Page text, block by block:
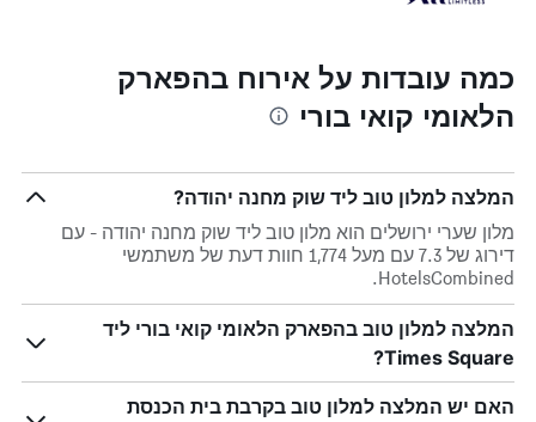
כמה עובדות על אירוח בהפארק
הלאומי קואי בורי
המלצה למלון טוב ליד שוק מחנה יהודה?
מלון שערי ירושלים הוא מלון טוב ליד שוק מחנה יהודה - עם
דירוג של 7.3 עם מעל 1,774 חוות דעת של משתמשי
HotelsCombined.
המלצה למלון טוב בהפארק הלאומי קואי בורי ליד
Times Square?
האם יש המלצה למלון טוב בקרבת בית הכנסת